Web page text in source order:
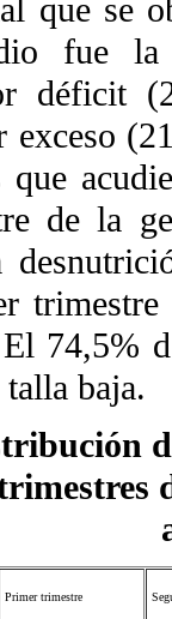
que se
fue la
déficit
que
de la
74,5%
baja.
Primer trimestre